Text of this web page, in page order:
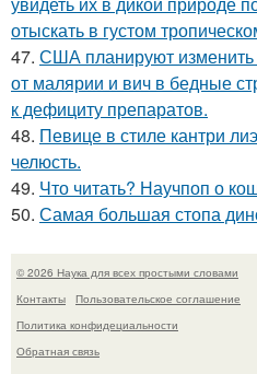
отыскать в густом
47. США планируют изменить
от малярии и вич в бедные
к дефициту препаратов.
48. Певице в стиле кантри
челюсть.
49. Что читать? Научпоп о
50. Самая большая стопа
© 2026 Наука для всех простыми словами
Контакты
Пользовательское соглашение
Политика конфидециальности
Обратная связь